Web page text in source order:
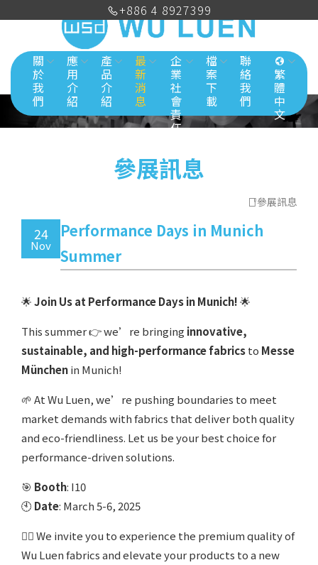
關
於
我
們
應
用
介
紹
產
品
介
紹
最
新
消
息
企
業
社
會
責
任
檔
案
下
載
聯
絡
我
們
繁
體
中
文
參展訊息
參展訊息
24
Nov
Performance Days in Munich
Summer
🌟Join Us at Performance Days in Munich!🌟
This summer 👉 we’re bringing innovative,
sustainable, and high-performance fabricsto Messe
Münchenin Munich!
🌱 At Wu Luen, we’re pushing boundaries to meet
market demands with fabrics that deliver both quality
and eco-friendliness. Let us be your best choice for
performance-driven solutions.
🎯 Booth: I10
🕙 Date: March 5-6, 2025
🚶‍♂️ We invite you to experience the premium quality of
Wu Luen fabrics and elevate your products to a new
+886 4 8927399